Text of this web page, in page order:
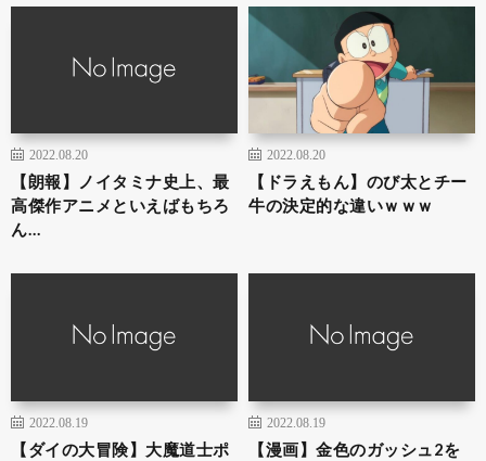
2022.08.20
【朗報】ノイタミナ史上、最
高傑作アニメといえばもちろ
ん…
2022.08.20
【ドラえもん】のび太とチー
牛の決定的な違いｗｗｗ
2022.08.19
【ダイの大冒険】大魔道士ポ
2022.08.19
【漫画】金色のガッシュ2を